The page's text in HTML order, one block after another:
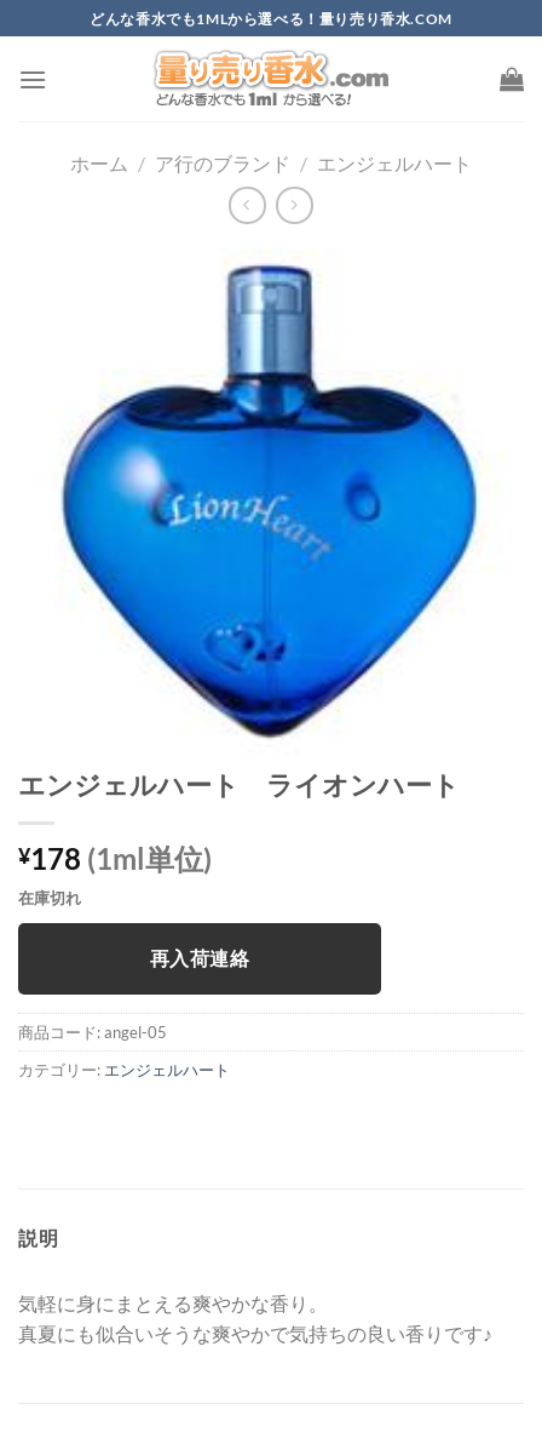
to
content
どんな香水でも1MLから選べる！量り売り香水.COM
ホーム / ア行のブランド / エンジェルハート
エンジェルハート ライオンハート
¥178 (1ml単位)
在庫切れ
再入荷連絡
商品コード:angel-05
カテゴリー: エンジェルハート
説明
気軽に身にまとえる爽やかな香り。
真夏にも似合いそうな爽やかで気持ちの良い香りです♪